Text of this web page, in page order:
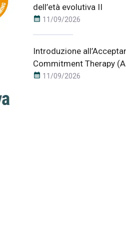
dell’età evolutiva II
calendar_month 11/09/2026
Introduzione
Commitment Therapy
calendar_month 11/09/2026